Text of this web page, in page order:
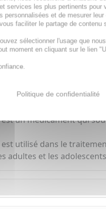
stéroïdiens à usage
est un médicament qui
est utilisé dans le
adultes et les
services les plus pertinents
personnalisées et de mesurer
faciliter le partage de
sélectionner l'usage que
moment en cliquant sur le lien
Politique de confidentialité